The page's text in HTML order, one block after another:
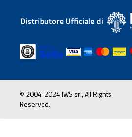
© 2004-2024 IWS srl, All Rights
Reserved.